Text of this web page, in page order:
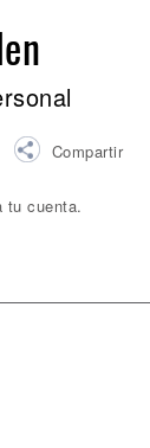
Compartir
tu cuenta.